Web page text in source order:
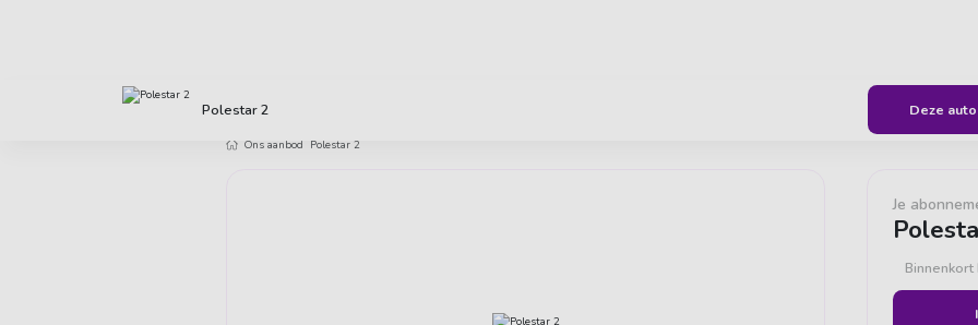
Direct uit voorraad leverbaar
Ons aanbod Polestar 2
Je
Polestar 2 Deze